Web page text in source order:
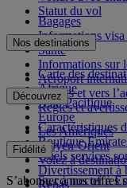
Statut du vol
Bagages
Informations visa
Santé
Informations sur
Aéroport
Depuis et vers
Règles et
Nos destinations
Carte des
Afrique
Asie-Pacifique
Europe
Les Amériques
Moyen-Orient
Volez à
Découvrez
Caractéristiques
Boutique
Quels services
Divertissement à
Repas
Fidélité
Se connecter à
S’abonner à nos offres